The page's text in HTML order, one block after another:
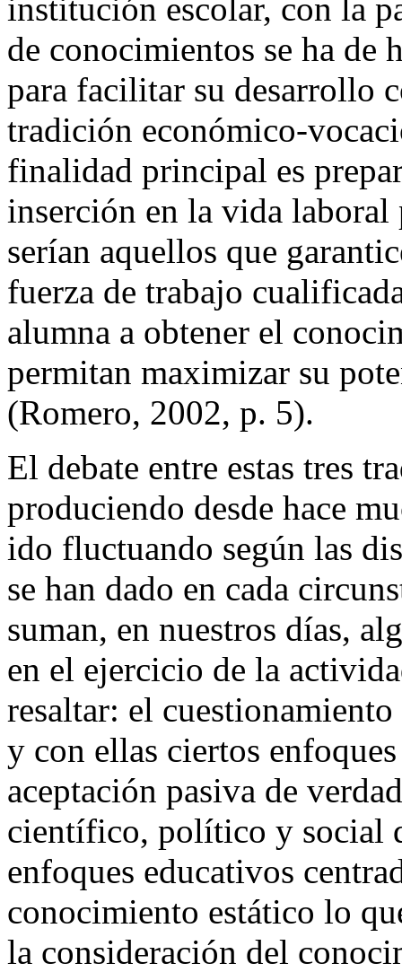
institución escolar, con la
de conocimientos se ha de
para facilitar su desarrollo
tradición económico-
finalidad principal es
inserción en la vida
serían aquellos que
fuerza de trabajo
alumna a obtener el
permitan maximizar su
(Romero, 2002, p. 5).
El debate entre estas tres
produciendo desde hace
ido fluctuando según las
se han dado en cada
suman, en nuestros días,
en el ejercicio de la
resaltar: el
y con ellas ciertos
aceptación pasiva de
científico, político y social
enfoques educativos
conocimiento estático lo
la consideración del